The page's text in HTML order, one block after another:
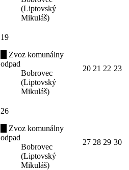
(Liptovský
Mikuláš)
19
Zvoz komunálny
odpad
Bobrovec
(Liptovský
Mikuláš)
20 21 22 23
26
Zvoz komunálny
odpad
Bobrovec
(Liptovský
Mikuláš)
27 28 29 30